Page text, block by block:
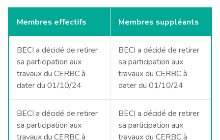
Membres effectifs Membres suppléants
BECI a décidé de retirer
sa participation aux
travaux du CERBC à
dater du 01/10/24
BECI a décidé de retirer
sa participation aux
travaux du CERBC à
dater du 01/10/24
BECI a décidé de retirer
sa participation aux
travaux du CERBC à
BECI a décidé de retirer
sa participation aux
travaux du CERBC à